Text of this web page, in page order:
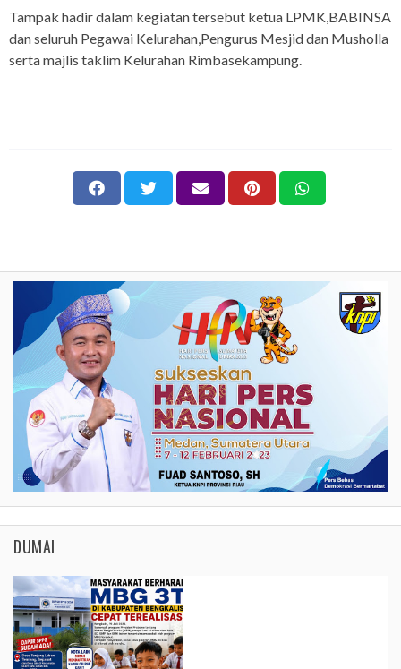
Tampak hadir dalam kegiatan tersebut ketua LPMK,BABINSA
dan seluruh Pegawai Kelurahan,Pengurus Mesjid dan Musholla
serta majlis taklim Kelurahan Rimbasekampung.
DUMAI